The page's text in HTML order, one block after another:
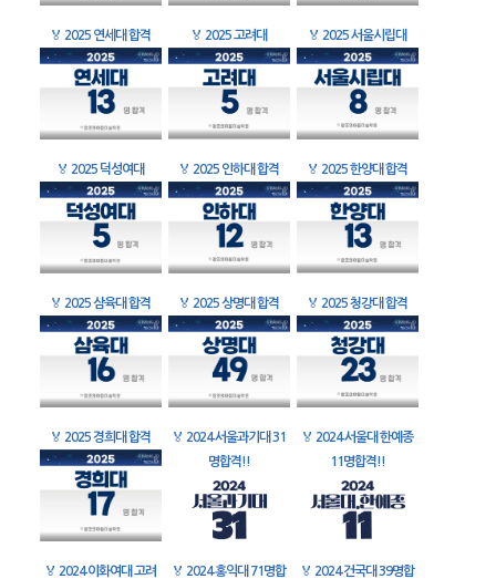
🏅 2025 연세대 합격 🏅 2025 고려대 🏅 2025 서울시립대
🏅 2025 덕성여대 🏅 2025 인하대 합격 🏅 2025 한양대 합격
🏅 2025 삼육대 합격 🏅 2025 상명대 합격 🏅 2025 청강대 합격
🏅 2025 경희대 합격 🏅 2024 서울과기대 31
명합격!!
🏅 2024 서울대 한예종
11명합격!!
🏅 2024 이화여대 고려
🏅 2024 홍익대 71명합
🏅 2024 건국대 39명합